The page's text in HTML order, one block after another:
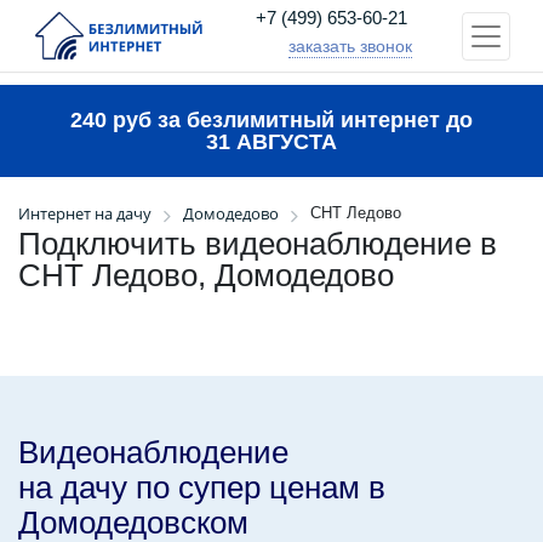
+7 (499) 653-60-21
заказать звонок
240 руб за безлимитный интернет до
31 АВГУСТА
Интернет на дачу Домодедово СНТ Ледово
Подключить видеонаблюдение в
СНТ Ледово, Домодедово
Видеонаблюдение
на дачу по супер ценам в
Домодедовском